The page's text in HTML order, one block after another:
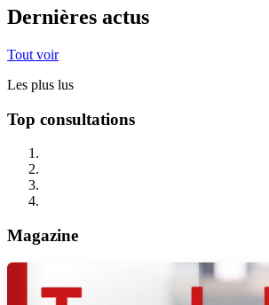
Dernières actus
Tout voir
Les plus lus
Top consultations
Magazine